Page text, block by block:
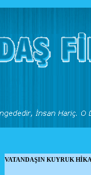
VATANDAŞIN KUYRUK